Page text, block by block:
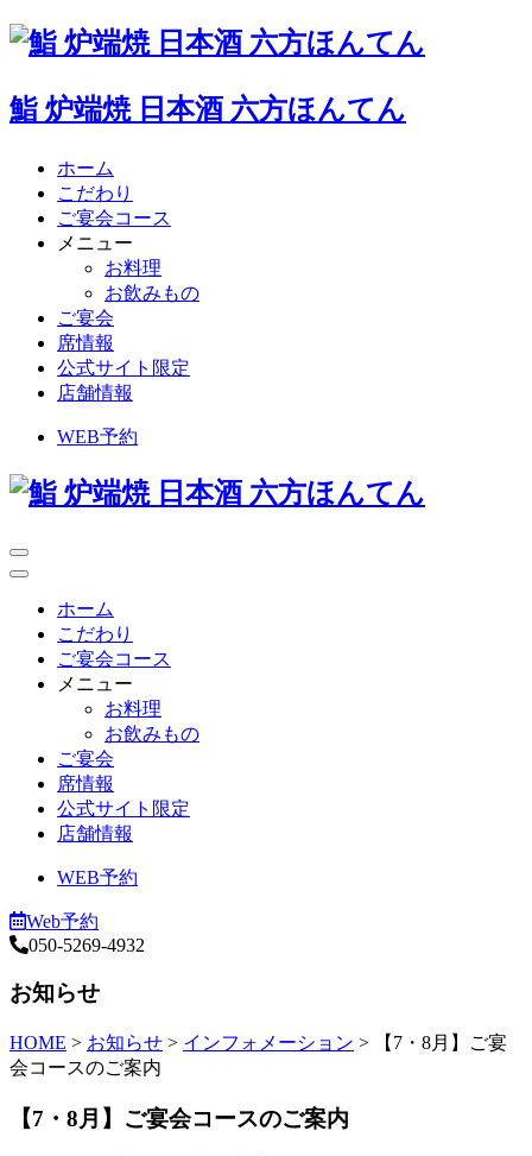
鮨 炉端焼 日本酒 六方ほんてん
ホーム
こだわり
ご宴会コース
メニュー
お料理
お飲みもの
ご宴会
席情報
公式サイト限定
店舗情報
WEB予約
ホーム
こだわり
ご宴会コース
メニュー
お料理
お飲みもの
ご宴会
席情報
公式サイト限定
店舗情報
WEB予約
Web予約
050-5269-4932
お知らせ
HOME > お知らせ > インフォメーション >
【7・8月】ご宴
会コースのご案内
【7・8月】ご宴会コースのご案内